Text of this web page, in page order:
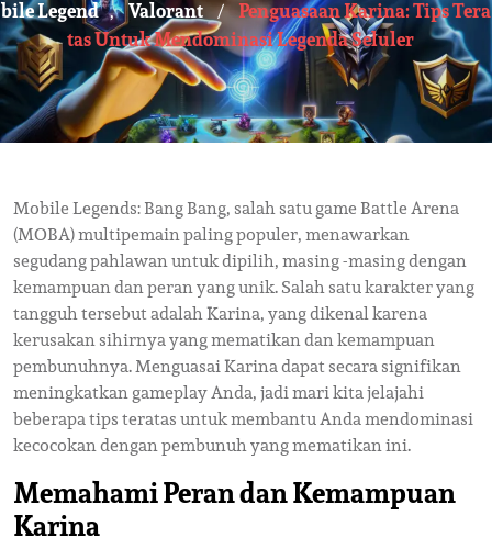
Bile Legend , Valorant / Penguasaan Karina: Tips Tera
Tas Untuk Mendominasi Legenda Seluler
Mobile Legends: Bang Bang, salah satu game Battle Arena
(MOBA) multipemain paling populer, menawarkan
segudang pahlawan untuk dipilih, masing -masing dengan
kemampuan dan peran yang unik. Salah satu karakter yang
tangguh tersebut adalah Karina, yang dikenal karena
kerusakan sihirnya yang mematikan dan kemampuan
pembunuhnya. Menguasai Karina dapat secara signifikan
meningkatkan gameplay Anda, jadi mari kita jelajahi
beberapa tips teratas untuk membantu Anda mendominasi
kecocokan dengan pembunuh yang mematikan ini.
Memahami Peran dan Kemampuan
Karina